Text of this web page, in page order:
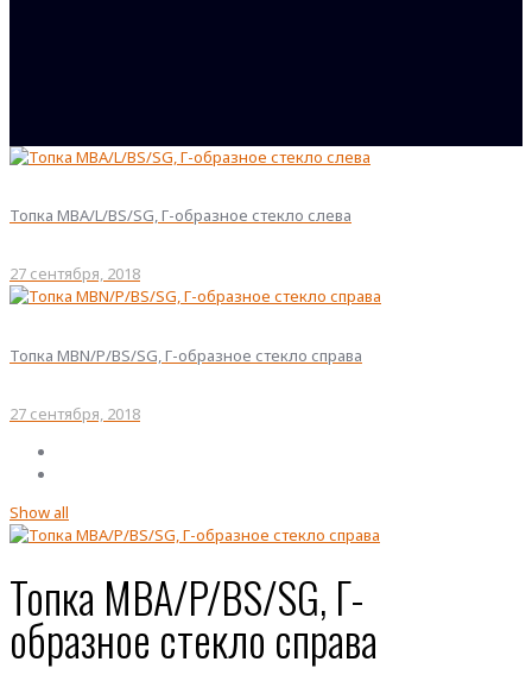
Топка MBA/L/BS/SG, Г-образное стекло слева
27 сентября, 2018
Топка MBN/P/BS/SG, Г-образное стекло справа
27 сентября, 2018
Show all
Топка MBA/P/BS/SG, Г-
образное стекло справа